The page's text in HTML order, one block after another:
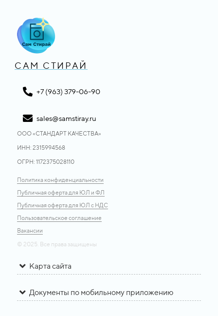
САМ СТИРАЙ
+7 (963) 379-06-90
sales@samstiray.ru
ООО «CТАНДАРТ КАЧЕСТВА»
ИНН: 2315994568
ОГРН: 1172375028110
Политика конфиденциальности
Публичная оферта для ЮЛ и ФЛ
Публичная оферта для ЮЛ с НДС
Пользовательское соглашение
Вакансии
© 2025. Все права защищены
Карта сайта
Документы по мобильному приложению